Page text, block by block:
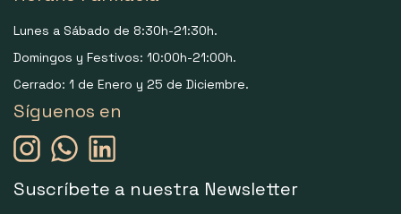
Lunes a Sábado de 8:30h-21:30h.
Domingos y Festivos: 10:00h-21:00h.
Cerrado: 1 de Enero y 25 de Diciembre.
Síguenos en
Suscríbete a nuestra Newsletter